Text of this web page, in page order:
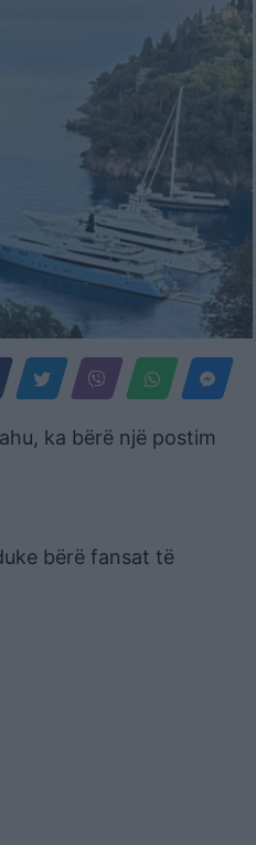
ka bërë një postim
bërë fansat të